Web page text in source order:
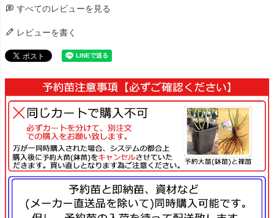
すべてのレビューを見る
レビューを書く